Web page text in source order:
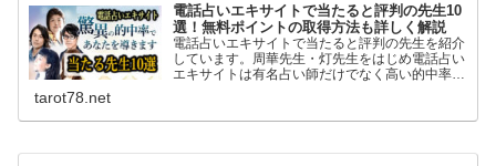
電話占いエキサイトで当たると評判の先生10
選！無料ポイントの取得方法も詳しく解説
電話占いエキサイトで当たると評判の先生を紹介
しています。周華先生・灯先生をはじめ電話占い
エキサイトは有名占い師だけでなく高い的中率を
験できます。
tarot78.net